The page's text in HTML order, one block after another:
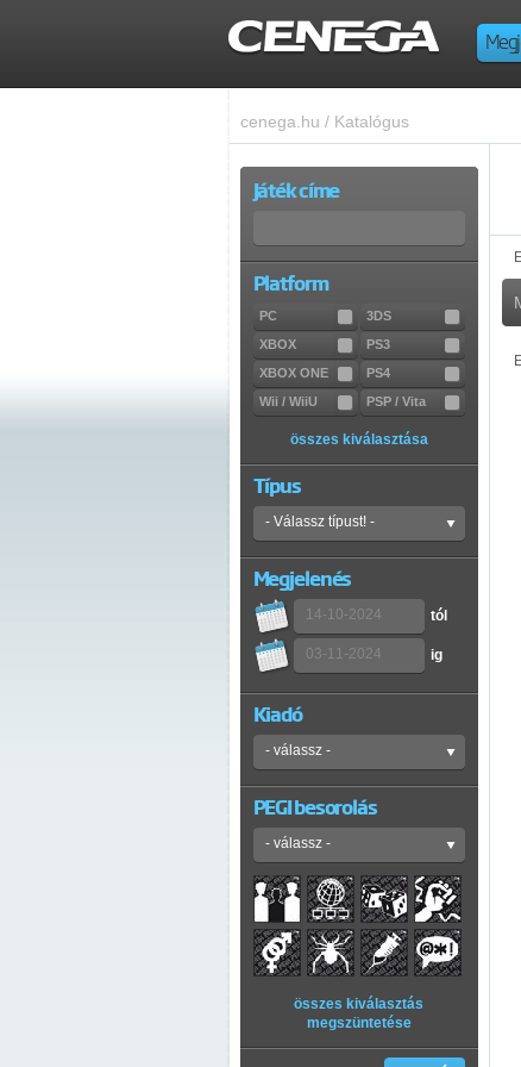
cenega.hu / Katalógus
Játék címe
Platform
PC
3DS
XBOX
PS3
XBOX ONE
PS4
Wii / WiiU
PSP / Vita
összes kiválasztása
Típus
Megjelenés
tól
ig
Kiadó
PEGI besorolás
összes kiválasztás
megszüntetése